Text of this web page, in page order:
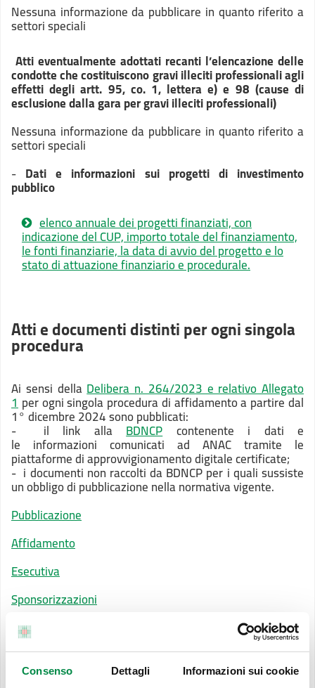
Consenso Dettagli Informazioni sui cookie
Nessuna informazione da pubblicare in quanto riferito a
settori speciali
Atti eventualmente adottati recanti l’elencazione delle
condotte che costituiscono gravi illeciti professionali agli
effetti degli artt. 95, co. 1, lettera e) e 98 (cause di
esclusione dalla gara per gravi illeciti professionali)
Nessuna informazione da pubblicare in quanto riferito a
settori speciali
- Dati e informazioni sui progetti di investimento
pubblico
elenco annuale dei progetti finanziati, con
indicazione del CUP, importo totale del finanziamento,
le fonti finanziarie, la data di avvio del progetto e lo
stato di attuazione finanziario e procedurale.
Atti e documenti distinti per ogni singola
procedura
Ai sensi dellaDelibera n. 264/2023 e relativo Allegato
1per ogni singola procedura di affidamento a partire dal
1° dicembre 2024 sono pubblicati:
- il link allaBDNCPcontenente i dati e
le informazioni comunicati ad ANAC tramite le
piattaforme di approvvigionamento digitale certificate;
- i documenti non raccolti da BDNCP per i quali sussiste
un obbligo di pubblicazione nella normativa vigente.
Pubblicazione
Affidamento
Esecutiva
Sponsorizzazioni
Procedure di somma urgenza e di protezione civile
Finanza di progetto